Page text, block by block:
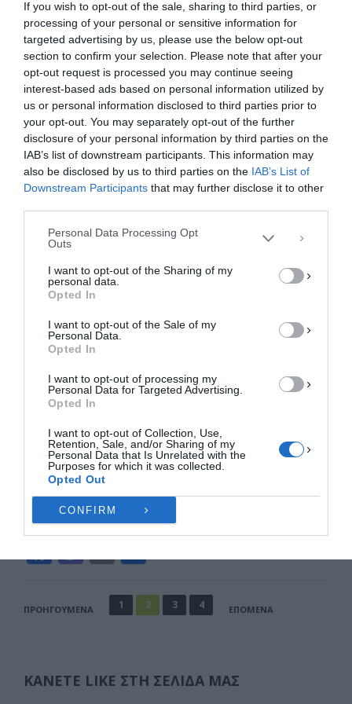
If you wish to opt-out of the sale, sharing to third parties, or
processing of your personal or sensitive information for
targeted advertising by us, please use the below opt-out
section to confirm your selection. Please note that after your
opt-out request is processed you may continue seeing
interest-based ads based on personal information utilized by
us or personal information disclosed to third parties prior to
your opt-out. You may separately opt-out of the further
disclosure of your personal information by third parties on the
IAB’s list of downstream participants. This information may
also be disclosed by us to third parties on the IAB’s List of
Downstream Participants that may further disclose it to other
Personal Data Processing Opt
Outs
I want to opt-out of the Sharing of my
personal data.
Opted In
I want to opt-out of the Sale of my
Personal Data.
Opted In
I want to opt-out of processing my
Personal Data for Targeted Advertising.
Opted In
I want to opt-out of Collection, Use,
Retention, Sale, and/or Sharing of my
Personal Data that Is Unrelated with the
Purposes for which it was collected.
Opted Out
CONFIRM
Διαχείριση Συγκατάθεσης
Για να παρέχουμε την καλύτερη εμπειρία, χρησιμοποιούμε τεχνολογίες όπως
cookies για την αποθήκευση ή/και την πρόσβαση σε πληροφορίες συσκευών.
Η συγκατάθεση για τις εν λόγω τεχνολογίες θα μας επιτρέψει να
επεξεργαστούμε δεδομένα προσωπικού χαρακτήρα, όπως συμπεριφορά
συγκατάθεση ή η ανάκληση της συγκατάθεσης, μπορεί να επηρεάσει
αρνητικά ορισμένες λειτουργίες και δυνατότητες.
ΠΡΟΒΟΛΉ ΠΡΟΤΙΜΉΣΕΩΝ
Πολιτική Cookies
Νέες αποκαλύψεις για το θρίλερ της Πάτρας
φέρνει στη δημοσιότητα ο αστυνομικός
συντάκτης των εφημερίδων, «Το Βήμα» και «Τα
Νέα», …
F
a
c
e
b
o
o
k
M
a
st
o
d
o
n
E
m
ai
l
Μ
οι
ρ
α
σ
τε
ίτ
Ρούλα Πισπιρίγκου: «Δεν ήξερα τι
είναι η κεταμίνη, δεν έχω
πρόσβαση, υπήρχε στο Παίδων»
Στη συνέντευξη που παραχώρησε η Ρούλα
Πισπιρίγκου μέσα από τις φυλακές στη Σίσσυ
Χρηστίδου αναφέρθηκε στα νέα στοιχεία που
έχουν …
F
c
o
M
st
o
E
ai
l
Μ
ρ
α
τε
Σελιδοποίηση
άρθρων
ΠΡΟΗΓΟΎΜΕΝΑ 1 2 3 4 ΕΠΌΜΕΝΑ
ΚΆΝΕΤΕ LIKE ΣΤΗ ΣΕΛΊΔΑ ΜΑΣ